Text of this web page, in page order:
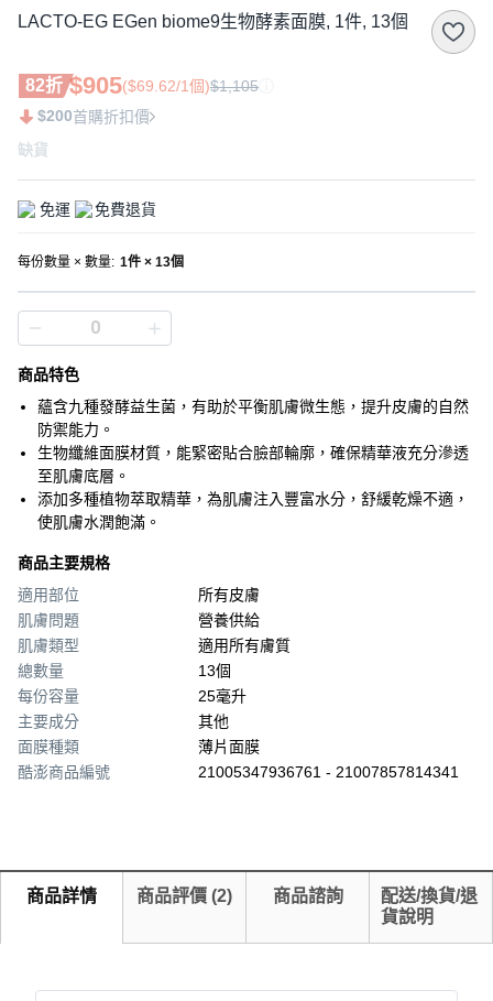
LACTO-EG EGen biome9生物酵素面膜, 1件, 13個
82折 $905($69.62/1個)$1,105
$200首購折扣價
缺貨
免運 免費退貨
每份數量 × 數量: 1件 × 13個
商品特色
蘊含九種發酵益生菌，有助於平衡肌膚微生態，提升皮膚的自然
防禦能力。
生物纖維面膜材質，能緊密貼合臉部輪廓，確保精華液充分滲透
至肌膚底層。
添加多種植物萃取精華，為肌膚注入豐富水分，舒緩乾燥不適，
使肌膚水潤飽滿。
商品主要規格
適用部位
所有皮膚
肌膚問題
營養供給
肌膚類型
適用所有膚質
總數量
13個
每份容量
25毫升
主要成分
其他
面膜種類
薄片面膜
酷澎商品編號
21005347936761 - 21007857814341
商品詳情 商品評價 (2) 商品諮詢
配送/換貨/退
貨說明